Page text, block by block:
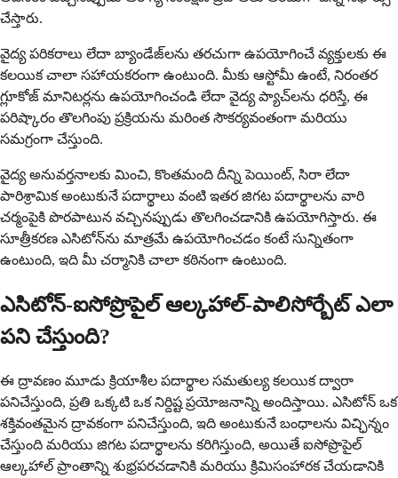
చేస్తారు.
వైద్య పరికరాలు లేదా బ్యాండేజ్‌లను తరచుగా ఉపయోగించే వ్యక్తులకు ఈ
కలయిక చాలా సహాయకరంగా ఉంటుంది. మీకు ఆస్టోమీ ఉంటే, నిరంతర
గ్లూకోజ్ మానిటర్లను ఉపయోగించండి లేదా వైద్య ప్యాచ్‌లను ధరిస్తే, ఈ
పరిష్కారం తొలగింపు ప్రక్రియను మరింత సౌకర్యవంతంగా మరియు
సమగ్రంగా చేస్తుంది.
వైద్య అనువర్తనాలకు మించి, కొంతమంది దీన్ని పెయింట్, సిరా లేదా
పారిశ్రామిక అంటుకునే పదార్థాలు వంటి ఇతర జిగట పదార్థాలను వారి
చర్మంపైకి పొరపాటున వచ్చినప్పుడు తొలగించడానికి ఉపయోగిస్తారు. ఈ
సూత్రీకరణ ఎసిటోన్‌ను మాత్రమే ఉపయోగించడం కంటే సున్నితంగా
ఉంటుంది, ఇది మీ చర్మానికి చాలా కఠినంగా ఉంటుంది.
ఎసిటోన్-ఐసోప్రొపైల్ ఆల్కహాల్-పాలిసోర్బేట్ ఎలా
పని చేస్తుంది?
ఈ ద్రావణం మూడు క్రియాశీల పదార్థాల సమతుల్య కలయిక ద్వారా
పనిచేస్తుంది, ప్రతి ఒక్కటి ఒక నిర్దిష్ట ప్రయోజనాన్ని అందిస్తాయి. ఎసిటోన్ ఒక
శక్తివంతమైన ద్రావకంగా పనిచేస్తుంది, ఇది అంటుకునే బంధాలను విచ్ఛిన్నం
చేస్తుంది మరియు జిగట పదార్థాలను కరిగిస్తుంది, అయితే ఐసోప్రొపైల్
ఆల్కహాల్ ప్రాంతాన్ని శుభ్రపరచడానికి మరియు క్రిమిసంహారక చేయడానికి